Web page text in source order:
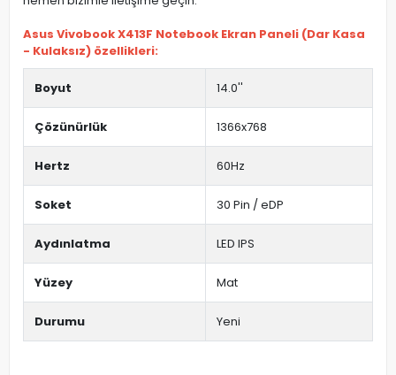
Asus Vivobook X413F Notebook Ekran Paneli (Dar Kasa
- Kulaksız) özellikleri:
Boyut 14.0''
Çözünürlük 1366x768
Hertz 60Hz
Soket 30 Pin / eDP
Aydınlatma LED IPS
Yüzey Mat
Durumu Yeni